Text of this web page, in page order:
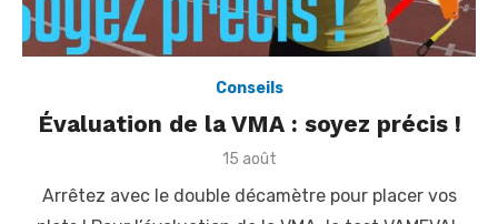
Conseils
Évaluation de la VMA : soyez précis !
P
s
15 août
Arrêtez avec le double décamètre pour placer vos